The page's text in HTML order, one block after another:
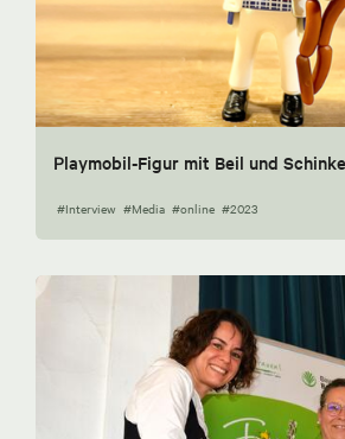
Playmobil-Figur mit Beil und
#Interview #Media #online #2023